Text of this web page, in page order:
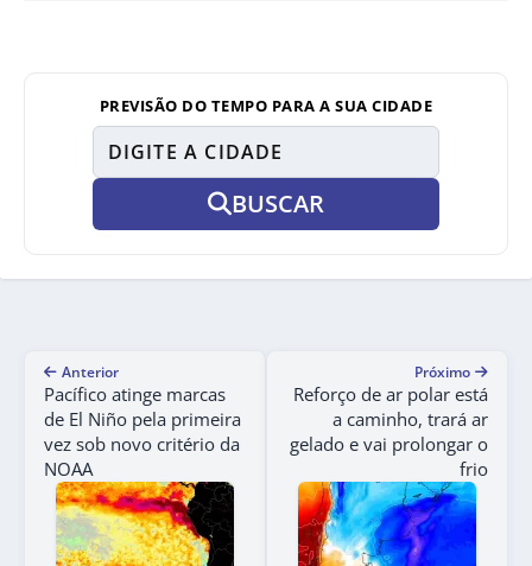
PREVISÃO DO TEMPO PARA A SUA CIDADE
BUSCAR
Anterior
Pacífico atinge marcas
de El Niño pela primeira
vez sob novo critério da
NOAA
Próximo
Reforço de ar polar está
a caminho, trará ar
gelado e vai prolongar o
frio